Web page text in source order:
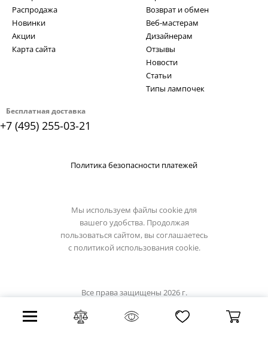
Бесплатная доставка
+7 (495) 255-03-21
Распродажа
Новинки
Акции
Карта сайта
Возврат и обмен
Веб-мастерам
Дизайнерам
Отзывы
Новости
Статьи
Типы лампочек
Политика безопасности платежей
Мы используем файлы cookie для
вашего удобства. Продолжая
пользоваться сайтом, вы соглашаетесь
с политикой использования cookie.
Все права защищены 2026 г.